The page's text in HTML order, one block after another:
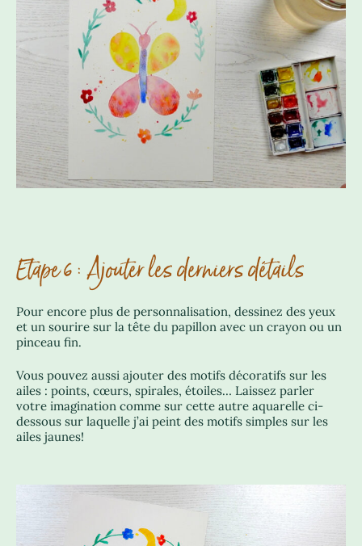
Etape 6 : Ajouter les derniers détails
Pour encore plus de personnalisation, dessinez des yeux
et un sourire sur la tête du papillon avec un crayon ou un
pinceau fin.
Vous pouvez aussi ajouter des motifs décoratifs sur les
ailes : points, cœurs, spirales, étoiles… Laissez parler
votre imagination comme sur cette autre aquarelle ci-
dessous sur laquelle j’ai peint des motifs simples sur les
ailes jaunes!